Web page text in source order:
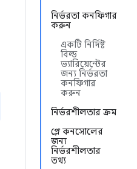
নির্ভরতা কনফিগার
করুন
একটি নির্দিষ্ট
বিল্ড
ভ্যারিয়েন্টের
জন্য নির্ভরতা
কনফিগার
করুন
নির্ভরশীলতার ক্রম
প্লে কনসোলের
জন্য
নির্ভরশীলতার
তথ্য